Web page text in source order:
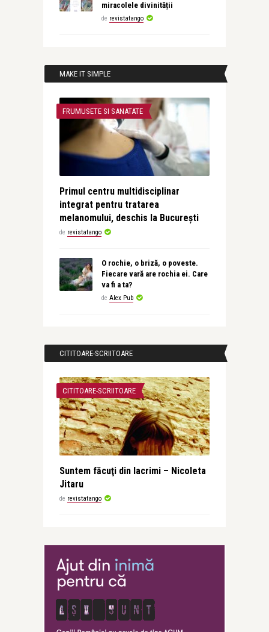
miracolele divinității
de revistatango
MAKE IT SIMPLE
FRUMUSETE SI SANATATE
Primul centru multidisciplinar
integrat pentru tratarea
melanomului, deschis la București
de revistatango
O rochie, o briză, o poveste.
Fiecare vară are rochia ei. Care
va fi a ta?
de Alex Pub
CITITOARE-SCRIITOARE
CITITOARE-SCRIITOARE
Suntem făcuţi din lacrimi – Nicoleta
Jitaru
de revistatango